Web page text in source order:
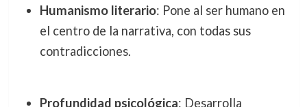
Humanismo literario: Pone al ser humano en
el centro de la narrativa, con todas sus
contradicciones.
Profundidad psicológica: Desarrolla